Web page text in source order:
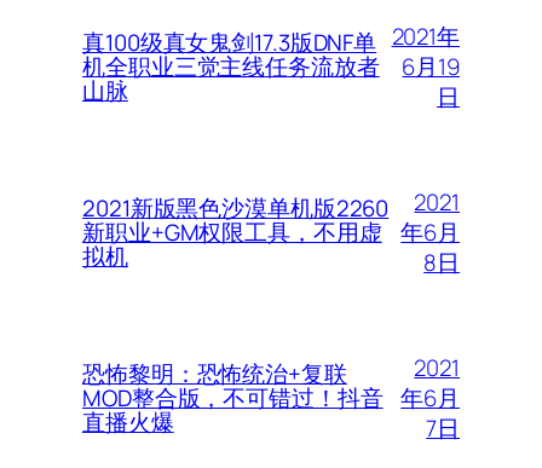
真100级真女鬼剑17.3版DNF单
机全职业三觉主线任务流放者
山脉
2021年
6月19
日
2021新版黑色沙漠单机版2260
新职业+GM权限工具，不用虚
拟机
2021
年6月
8日
恐怖黎明：恐怖统治+复联
MOD整合版，不可错过！抖音
直播火爆
2021
年6月
7日